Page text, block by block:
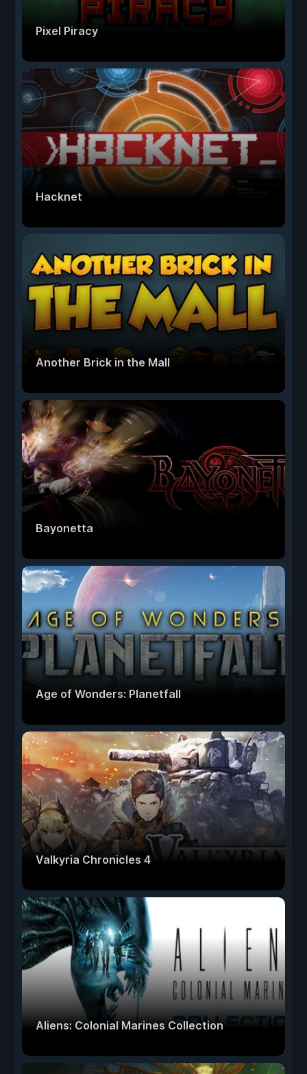
Pixel Piracy
Hacknet
Another Brick in the Mall
Bayonetta
Age of Wonders: Planetfall
Valkyria Chronicles 4
Aliens: Colonial Marines Collection